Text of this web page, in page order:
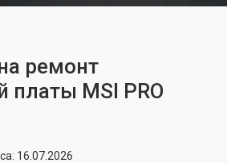
ремонт
платы MSI PRO
16.07.2026